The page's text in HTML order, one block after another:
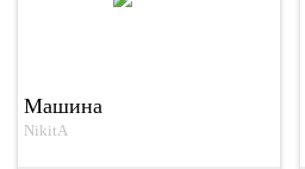
Машина
NikitA